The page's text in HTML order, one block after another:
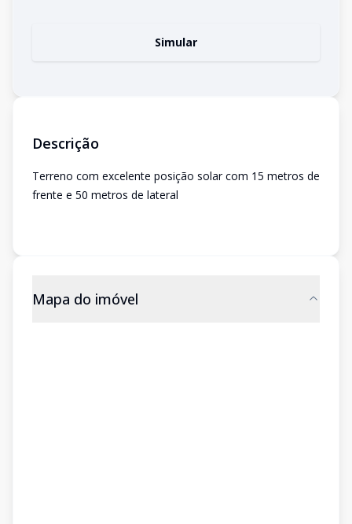
Simular
Descrição
Terreno com excelente posição solar com 15 metros de
frente e 50 metros de lateral
Mapa do imóvel